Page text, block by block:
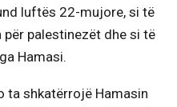
luftës 22-mujore, si të
palestinezët dhe si të
Hamasi.
ta shkatërrojë Hamasin